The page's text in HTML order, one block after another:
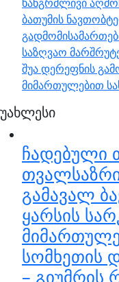
ბათუმის
საზღვაო
შუა დერეფნის
მიმართულებით
უახლესი
ჩადებული
გამავალ
ყარსის
სომხეთის
– გიუმრის